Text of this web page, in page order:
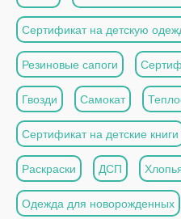
Сертификат на детскую
Резиновые сапоги
Гвозди Самокат
Сертификат на детские книги
Раскраски ДСП
Одежда для новорожденных